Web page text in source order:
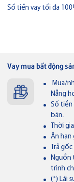
Tín dụng
Bảo lãnh
Tài trợ thương mại
Quản lý dòng tiền
Ngân hàng điện tử
Dành cho Cá nhân
Dành cho Doanh
Điểm giao
Về Bản Việt
Tin tức
Thông báo
Số tiền vay tối đa
Vay mua bất động
Mua/
Nẵng
Số tiền
bán.
Thời
Ân hạn
Trả
Nguồn
trình
(*) Lãi
Thẻ VISA